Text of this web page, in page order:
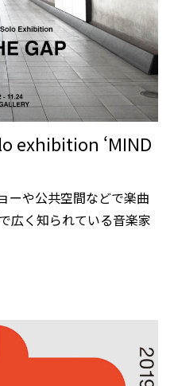
exhibition ‘MIND
ーや公共空間などで楽曲
広く知られている音楽家